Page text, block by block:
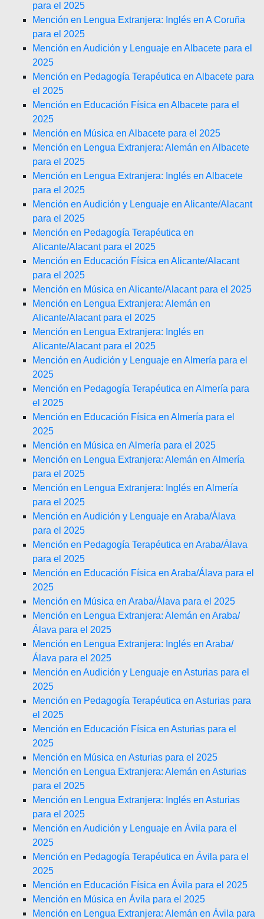
para el 2025
Mención en Lengua Extranjera: Inglés en A Coruña
para el 2025
Mención en Audición y Lenguaje en Albacete para el
2025
Mención en Pedagogía Terapéutica en Albacete para
el 2025
Mención en Educación Física en Albacete para el
2025
Mención en Música en Albacete para el 2025
Mención en Lengua Extranjera: Alemán en Albacete
para el 2025
Mención en Lengua Extranjera: Inglés en Albacete
para el 2025
Mención en Audición y Lenguaje en Alicante/Alacant
para el 2025
Mención en Pedagogía Terapéutica en
Alicante/Alacant para el 2025
Mención en Educación Física en Alicante/Alacant
para el 2025
Mención en Música en Alicante/Alacant para el 2025
Mención en Lengua Extranjera: Alemán en
Alicante/Alacant para el 2025
Mención en Lengua Extranjera: Inglés en
Alicante/Alacant para el 2025
Mención en Audición y Lenguaje en Almería para el
2025
Mención en Pedagogía Terapéutica en Almería para
el 2025
Mención en Educación Física en Almería para el
2025
Mención en Música en Almería para el 2025
Mención en Lengua Extranjera: Alemán en Almería
para el 2025
Mención en Lengua Extranjera: Inglés en Almería
para el 2025
Mención en Audición y Lenguaje en Araba/Álava
para el 2025
Mención en Pedagogía Terapéutica en Araba/Álava
para el 2025
Mención en Educación Física en Araba/Álava para el
2025
Mención en Música en Araba/Álava para el 2025
Mención en Lengua Extranjera: Alemán en Araba/
Álava para el 2025
Mención en Lengua Extranjera: Inglés en Araba/
Álava para el 2025
Mención en Audición y Lenguaje en Asturias para el
2025
Mención en Pedagogía Terapéutica en Asturias para
el 2025
Mención en Educación Física en Asturias para el
2025
Mención en Música en Asturias para el 2025
Mención en Lengua Extranjera: Alemán en Asturias
para el 2025
Mención en Lengua Extranjera: Inglés en Asturias
para el 2025
Mención en Audición y Lenguaje en Ávila para el
2025
Mención en Pedagogía Terapéutica en Ávila para el
2025
Mención en Educación Física en Ávila para el 2025
Mención en Música en Ávila para el 2025
Mención en Lengua Extranjera: Alemán en Ávila para